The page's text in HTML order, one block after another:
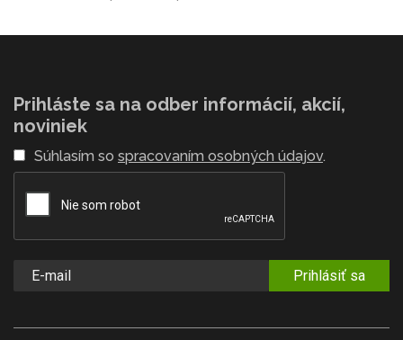
Prihláste sa na odber informácií, akcií,
noviniek
Súhlasím so spracovaním osobných údajov.
Prihlásiť sa